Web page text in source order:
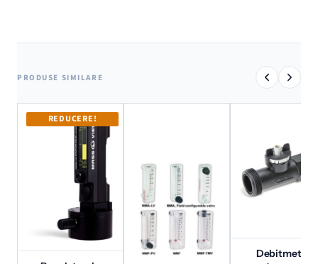
PRODUSE SIMILARE
REDUCERE!
Debitmetru